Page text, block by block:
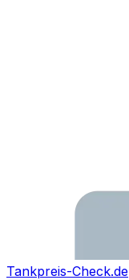
Tankpreis-Check.de